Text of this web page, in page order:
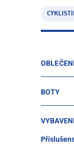
OBLEČENÍ
BOTY
VYBAVENÍ